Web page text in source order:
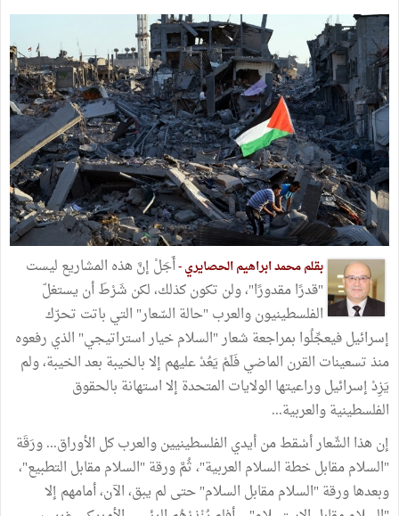
بقلم محمد ابراهيم الحصايري -أَجَلْ إنَّ هذه المشاريع ليست
"قدرًا مقدورًا"، ولن تكون كذلك، لكن شَرْطَ أن يستغلّ
الفلسطينيون والعرب "حالة السّعار" التي باتت تحرّك
إسرائيل فيعجِّلُوا بمراجعة شعار "السلام خيار استراتيجي" الذي رفعوه
منذ تسعينات القرن الماضي فَلَمْ يَعُدْ عليهم إلا بالخيبة بعد الخيبة، ولم
يَزِدْ إسرائيل وراعيتها الولايات المتحدة إلا استهانة بالحقوق
الفلسطينية والعربية...
إن هذا الشّعار أسْقط من أيدي الفلسطينيين والعرب كل الأوراق... ورَقَة
"السلام مقابل خطة السلام العربية"، ثُمَّ ورقة "السلام مقابل التطبيع"،
وبعدها ورقة "السلام مقابل السلام" حتى لم يبق، الآن، أمامهم إلا